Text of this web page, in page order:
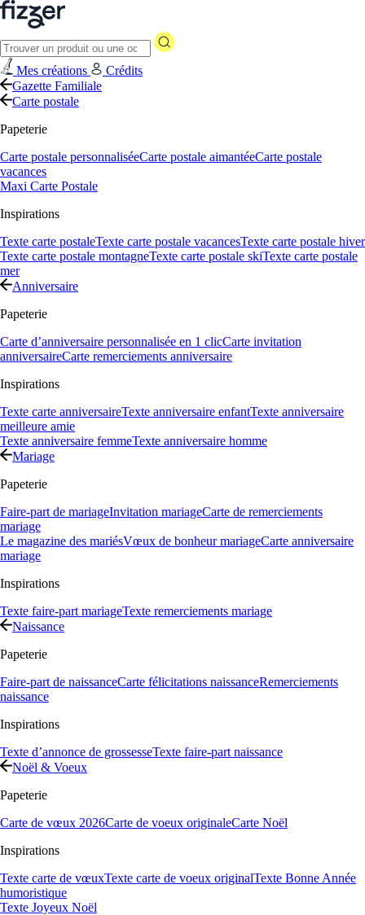
Mes créations
Crédits
Gazette Familiale
Carte postale
Papeterie
Carte postale personnaliséeCarte postale aimantéeCarte postale
vacances
Maxi Carte Postale
Inspirations
Texte carte postaleTexte carte postale vacancesTexte carte postale hiver
Texte carte postale montagneTexte carte postale skiTexte carte postale
mer
Anniversaire
Papeterie
Carte d’anniversaire personnalisée en 1 clicCarte invitation
anniversaireCarte remerciements anniversaire
Inspirations
Texte carte anniversaireTexte anniversaire enfantTexte anniversaire
meilleure amie
Texte anniversaire femmeTexte anniversaire homme
Mariage
Papeterie
Faire-part de mariageInvitation mariageCarte de remerciements
mariage
Le magazine des mariésVœux de bonheur mariageCarte anniversaire
mariage
Inspirations
Texte faire-part mariageTexte remerciements mariage
Naissance
Papeterie
Faire-part de naissanceCarte félicitations naissanceRemerciements
naissance
Inspirations
Texte d’annonce de grossesseTexte faire-part naissance
Noël & Voeux
Papeterie
Carte de vœux 2026Carte de voeux originaleCarte Noël
Inspirations
Texte carte de vœuxTexte carte de voeux originalTexte Bonne Année
humoristique
Texte Joyeux Noël